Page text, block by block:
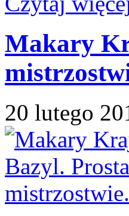
Makary
20 lutego